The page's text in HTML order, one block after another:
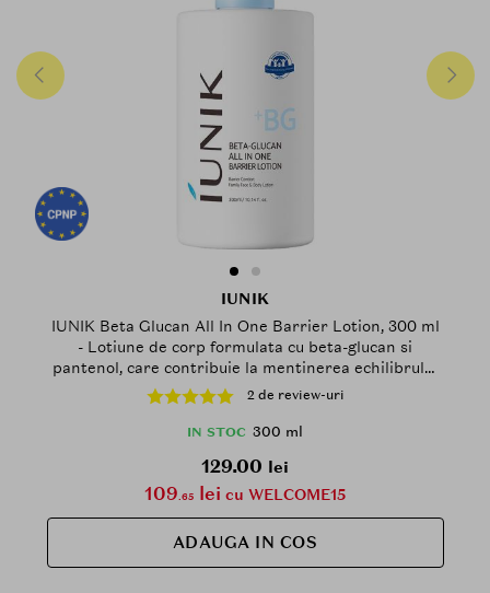
IUNIK
IUNIK Beta Glucan All In One Barrier Lotion, 300 ml
- Lotiune de corp formulata cu beta-glucan si
pantenol, care contribuie la mentinerea echilibrului
hidrolipidic al pielii si la mentinerea confortului pielii
2 de review-uri
IN STOC 300 ml
129.00 lei
109.65 lei cu WELCOME15
ADAUGA IN COS